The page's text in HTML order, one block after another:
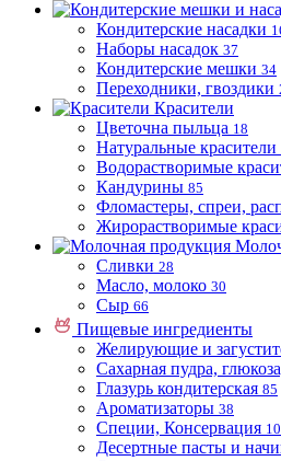
Кондитерские насадки
Наборы насадок 37
Кондитерские мешки 34
Переходники, гвоздики
Красители
Цветочна пыльца 18
Натуральные красители
Водорастворимые
Кандурины 85
Фломастеры, спреи,
Жирорастворимые
Сливки 28
Масло, молоко 30
Сыр 66
Пищевые ингредиенты
Желирующие и
Сахарная пудра,
Глазурь кондитерская 85
Ароматизаторы 38
Специи, Консервация
Десертные пасты и